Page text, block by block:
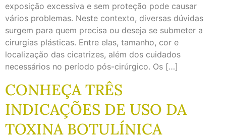
exposição excessiva e sem proteção pode causar
vários problemas. Neste contexto, diversas dúvidas
surgem para quem precisa ou deseja se submeter a
cirurgias plásticas. Entre elas, tamanho, cor e
localização das cicatrizes, além dos cuidados
necessários no período pós-cirúrgico. Os […]
CONHEÇA TRÊS
INDICAÇÕES DE USO DA
TOXINA BOTULÍNICA